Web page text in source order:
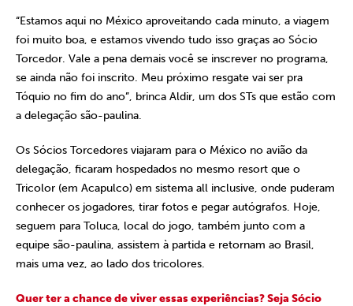
“Estamos aqui no México aproveitando cada minuto, a viagem
foi muito boa, e estamos vivendo tudo isso graças ao Sócio
Torcedor. Vale a pena demais você se inscrever no programa,
se ainda não foi inscrito. Meu próximo resgate vai ser pra
Tóquio no fim do ano”, brinca Aldir, um dos STs que estão com
a delegação são-paulina.
Os Sócios Torcedores viajaram para o México no avião da
delegação, ficaram hospedados no mesmo resort que o
Tricolor (em Acapulco) em sistema all inclusive, onde puderam
conhecer os jogadores, tirar fotos e pegar autógrafos. Hoje,
seguem para Toluca, local do jogo, também junto com a
equipe são-paulina, assistem à partida e retornam ao Brasil,
mais uma vez, ao lado dos tricolores.
Quer ter a chance de viver essas experiências? Seja Sócio